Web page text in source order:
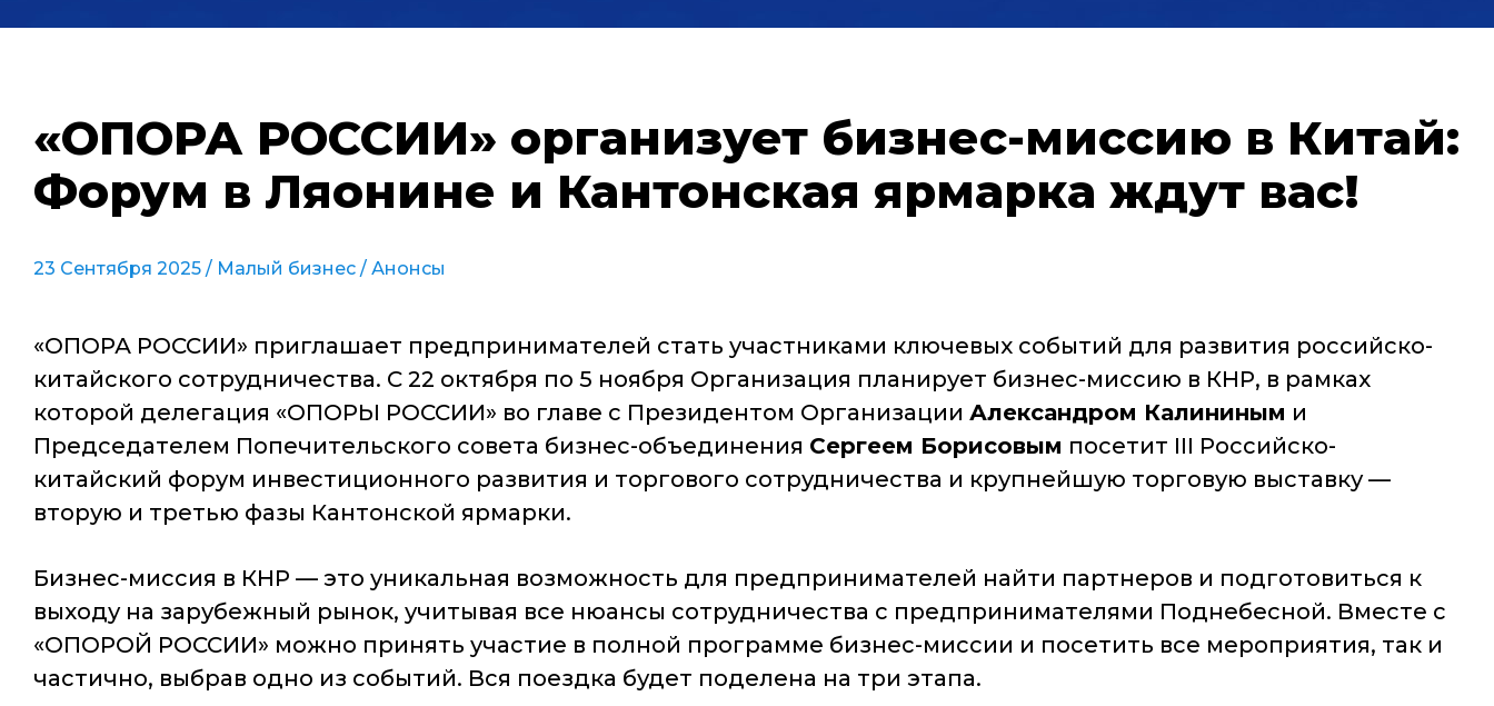
«ОПОРА РОССИИ» организует бизнес-миссию в Китай:
Форум в Ляонине и Кантонская ярмарка ждут вас!
23 Сентября 2025 / Малый бизнес / Анонсы
«ОПОРА РОССИИ» приглашает предпринимателей стать участниками ключевых событий для развития российско-
китайского сотрудничества. С 22 октября по 5 ноября Организация планирует бизнес-миссию в КНР, в рамках
которой делегация «ОПОРЫ РОССИИ» во главе с Президентом Организации Александром Калининым и
Председателем Попечительского совета бизнес-объединения Сергеем Борисовым посетит III Российско-
китайский форум инвестиционного развития и торгового сотрудничества и крупнейшую торговую выставку—
вторую и третью фазы Кантонской ярмарки.
Бизнес-миссия в КНР — это уникальная возможность для предпринимателей найти партнеров и подготовиться к
выходу на зарубежный рынок, учитывая все нюансы сотрудничества с предпринимателями Поднебесной. Вместе с
«ОПОРОЙ РОССИИ» можно принять участие в полной программе бизнес-миссии и посетить все мероприятия, так и
частично, выбрав одно из событий. Вся поездка будет поделена на три этапа.